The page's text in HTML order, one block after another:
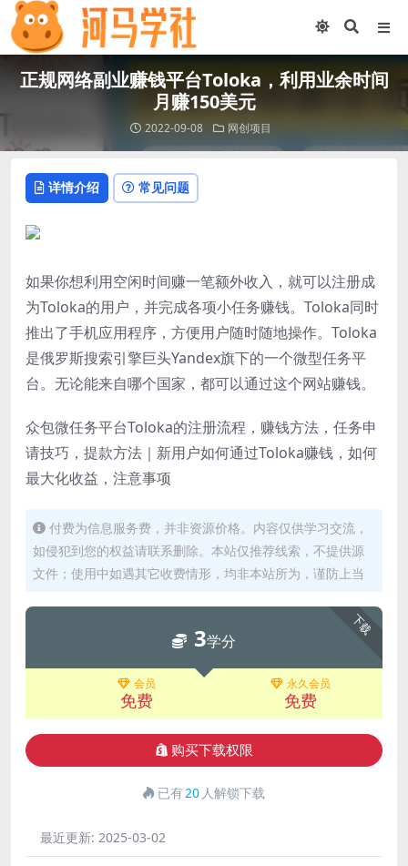
正规网络副业赚钱平台Toloka，利用业余时间
月赚150美元
2022-09-08 网创项目
详情介绍 常见问题
如果你想利用空闲时间赚一笔额外收入，就可以注册成
为Toloka的用户，并完成各项小任务赚钱。Toloka同时
推出了手机应用程序，方便用户随时随地操作。Toloka
是俄罗斯搜索引擎巨头Yandex旗下的一个微型任务平
台。无论能来自哪个国家，都可以通过这个网站赚钱。
众包微任务平台Toloka的注册流程，赚钱方法，任务申
请技巧，提款方法｜新用户如何通过Toloka赚钱，如何
最大化收益，注意事项
付费为信息服务费，并非资源价格。内容仅供学习交流，
如侵犯到您的权益请联系删除。本站仅推荐线索，不提供源
文件；使用中如遇其它收费情形，均非本站所为，谨防上当
下载
3学分
会员
免费
永久会员
免费
购买下载权限
已有20 人解锁下载
最近更新: 2025-03-02